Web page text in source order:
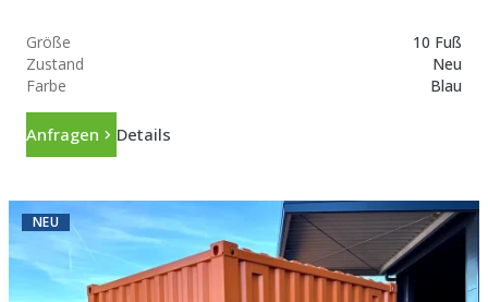
Größe
10 Fuß
Zustand
Neu
Farbe
Blau
Anfragen Details
NEU